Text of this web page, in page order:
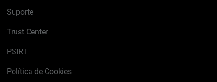
Suporte
Trust Center
PSIRT
Política de Cookies